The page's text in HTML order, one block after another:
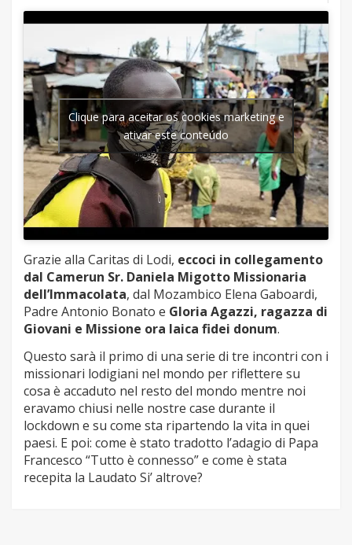
Clique para aceitar os cookies marketing e
ativar este conteúdo
Grazie alla Caritas di Lodi, eccoci in collegamento
dal Camerun Sr. Daniela Migotto Missionaria
dell’Immacolata, dal Mozambico Elena Gaboardi,
Padre Antonio Bonato e Gloria Agazzi, ragazza di
Giovani e Missione ora laica fidei donum.
Questo sarà il primo di una serie di tre incontri con i
missionari lodigiani nel mondo per riflettere su
cosa è accaduto nel resto del mondo mentre noi
eravamo chiusi nelle nostre case durante il
lockdown e su come sta ripartendo la vita in quei
paesi. E poi: come è stato tradotto l’adagio di Papa
Francesco “Tutto è connesso” e come è stata
recepita la Laudato Si’ altrove?